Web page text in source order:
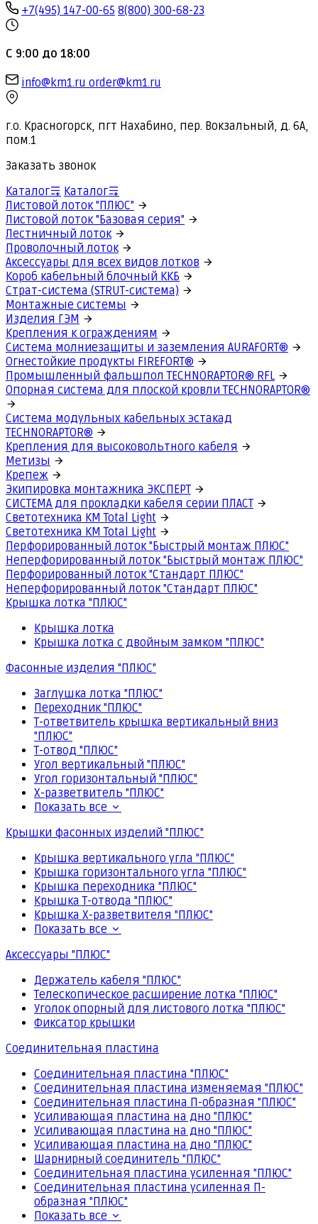
+7(495) 147-00-65 8(800) 300-68-23
С 9:00 до 18:00
info@km1.ru order@km1.ru
г.о. Красногорск, пгт Нахабино, пер. Вокзальный, д. 6А,
пом.1
Заказать звонок
Каталог
Каталог
Листовой лоток "ПЛЮС"
Листовой лоток "Базовая серия"
Лестничный лоток
Проволочный лоток
Аксессуары для всех видов лотков
Короб кабельный блочный ККБ
Страт-система (STRUT-система)
Монтажные системы
Изделия ГЭМ
Крепления к ограждениям
Система молниезащиты и заземления AURAFORT®
Огнестойкие продукты FIREFORT®
Промышленный фальшпол TECHNORAPTOR® RFL
Опорная система для плоской кровли TECHNORAPTOR®
Система модульных кабельных эстакад
TECHNORAPTOR®
Крепления для высоковольтного кабеля
Метизы
Крепеж
Экипировка монтажника ЭКСПЕРТ
СИСТЕМА для прокладки кабеля серии ПЛАСТ
Светотехника КМ Total Light
Светотехника КМ Total Light
Перфорированный лоток "Быстрый монтаж ПЛЮС"
Неперфорированный лоток "Быстрый монтаж ПЛЮС"
Перфорированный лоток "Стандарт ПЛЮС"
Неперфорированный лоток "Стандарт ПЛЮС"
Крышка лотка "ПЛЮС"
Крышка лотка
Крышка лотка с двойным замком "ПЛЮС"
Фасонные изделия "ПЛЮС"
Заглушка лотка "ПЛЮС"
Переходник "ПЛЮС"
Т-ответвитель крышка вертикальный вниз
"ПЛЮС"
Т-отвод "ПЛЮС"
Угол вертикальный "ПЛЮС"
Угол горизонтальный "ПЛЮС"
Х-разветвитель "ПЛЮС"
Показать все
Крышки фасонных изделий "ПЛЮС"
Крышка вертикального угла "ПЛЮС"
Крышка горизонтального угла "ПЛЮС"
Крышка переходника "ПЛЮС"
Крышка Т-отвода "ПЛЮС"
Крышка Х-разветвителя "ПЛЮС"
Показать все
Аксессуары "ПЛЮС"
Держатель кабеля "ПЛЮС"
Телескопическое расширение лотка "ПЛЮС"
Уголок опорный для листового лотка "ПЛЮС"
Фиксатор крышки
Соединительная пластина
Соединительная пластина "ПЛЮС"
Соединительная пластина изменяемая "ПЛЮС"
Соединительная пластина П-образная "ПЛЮС"
Усиливающая пластина на дно "ПЛЮС"
Усиливающая пластина на дно "ПЛЮС"
Усиливающая пластина на дно "ПЛЮС"
Шарнирный соединитель "ПЛЮС"
Соединительная пластина усиленная "ПЛЮС"
Соединительная пластина усиленная П-
образная "ПЛЮС"
Показать все